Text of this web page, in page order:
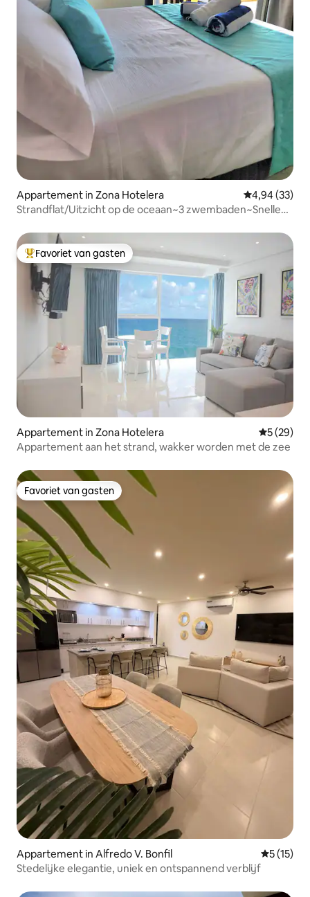
Appartement in Zona Hotelera Gemiddelde
4,94 (33)
Strandflat/Uitzicht op de oceaan~3 zwembaden~Snelle
Topfavoriet van gasten
Favoriet van gasten
Appartement in Zona Hotelera
5 (29)
Appartement aan het strand, wakker worden met de zee
Favoriet van gasten
Favoriet van gasten
Appartement in Alfredo V. Bonfil
5 (15)
Stedelijke elegantie, uniek en ontspannend verblijf